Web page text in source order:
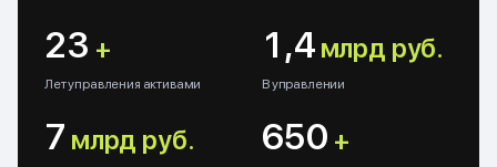
23 +
Лет управления активами
1,4 млрд руб.
В управлении
7 млрд руб. 650 +